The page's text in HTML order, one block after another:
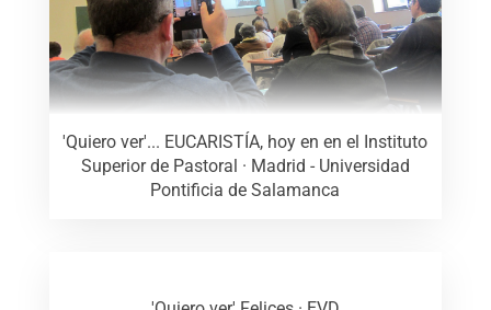
'Quiero ver'... EUCARISTÍA, hoy en en el Instituto
Superior de Pastoral · Madrid - Universidad
Pontificia de Salamanca